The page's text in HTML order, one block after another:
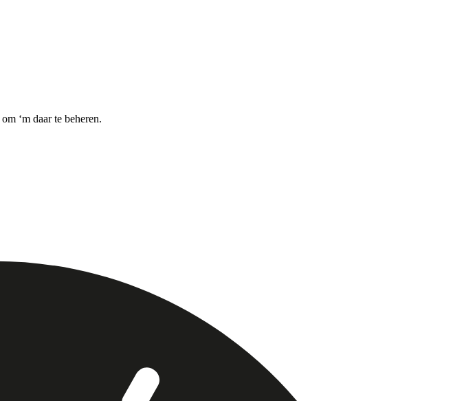
om ‘m daar te beheren.